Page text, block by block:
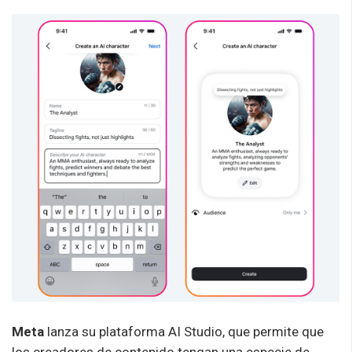
Meta lanza su plataforma AI Studio, que permite que